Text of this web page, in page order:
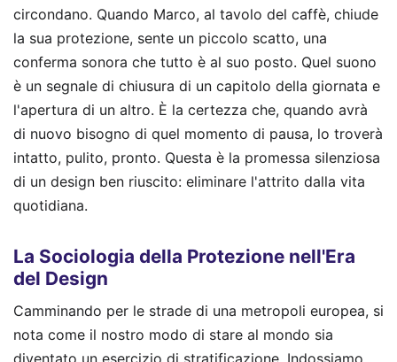
circondano. Quando Marco, al tavolo del caffè, chiude
la sua protezione, sente un piccolo scatto, una
conferma sonora che tutto è al suo posto. Quel suono
è un segnale di chiusura di un capitolo della giornata e
l'apertura di un altro. È la certezza che, quando avrà
di nuovo bisogno di quel momento di pausa, lo troverà
intatto, pulito, pronto. Questa è la promessa silenziosa
di un design ben riuscito: eliminare l'attrito dalla vita
quotidiana.
La Sociologia della Protezione nell'Era
del Design
Camminando per le strade di una metropoli europea, si
nota come il nostro modo di stare al mondo sia
diventato un esercizio di stratificazione. Indossiamo